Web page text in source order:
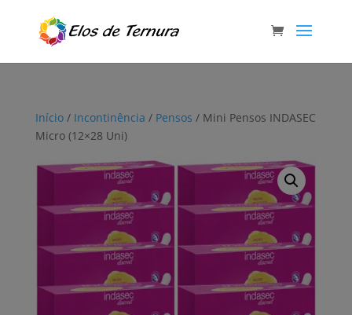
Início/ Incontinência / Pensos / Mini Pensos INDASEC
Micro (12×28 Uni)